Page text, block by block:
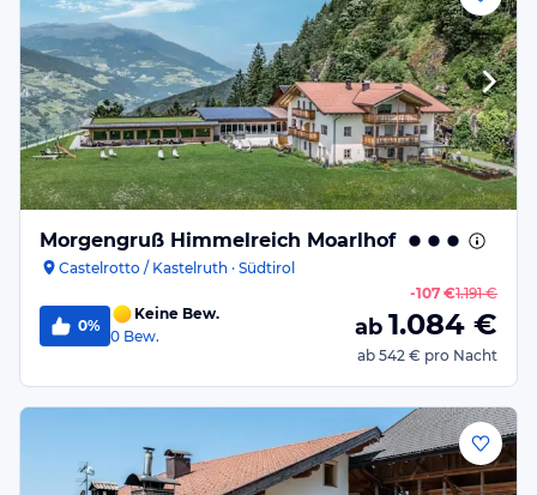
Morgengruß Himmelreich Moarlhof
Castelrotto / Kastelruth · Südtirol
0%
Keine Bew.
0 Bew.
-107 €1.191 €
ab 1.084 €
ab 542 € pro Nacht